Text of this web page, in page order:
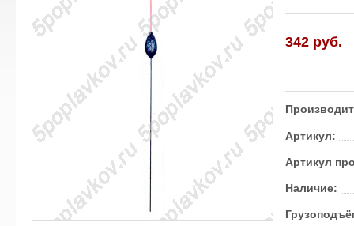
342 руб.
Артикул:
Артикул
Наличие: